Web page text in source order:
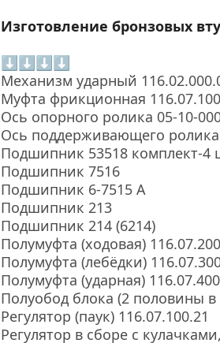
Изготовление бронзовых
⬇⬇⬇⬇
Механизм ударный
Муфта фрикционная
Ось опорного ролика 05-10-
Ось поддерживающего ролика
Подшипник 53518 комплект-4
Подшипник 7516
Подшипник 6-7515 А
Подшипник 213
Подшипник 214 (6214)
Полумуфта (ходовая)
Полумуфта (лебёдки)
Полумуфта (ударная)
Полуобод блока (2 половины в
Регулятор (паук) 116.07.100.21
Регулятор в сборе с